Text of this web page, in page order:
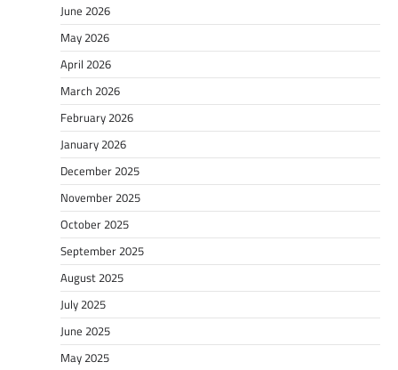
June 2026
May 2026
April 2026
March 2026
February 2026
January 2026
December 2025
November 2025
October 2025
September 2025
August 2025
July 2025
June 2025
May 2025